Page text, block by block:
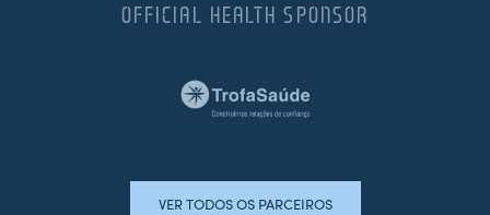
OFFICIAL HEALTH SPONSOR
VER TODOS OS PARCEIROS